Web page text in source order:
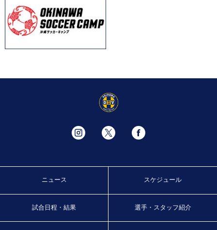
ニュース スケジュール
試合日程・結果 選手・スタッフ紹介